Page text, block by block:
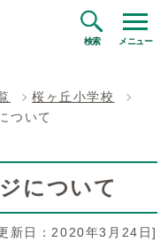
検索 メニュー
桜ヶ丘小学校
ついて
について
新日：2020年3月24日]